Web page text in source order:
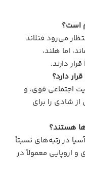
می‌رود فنلاند
اما هلند،
دارند.
اجتماعی قوی، و
شادی را برای
در رتبه‌های نسبتاً
و اروپایی معمولاً در